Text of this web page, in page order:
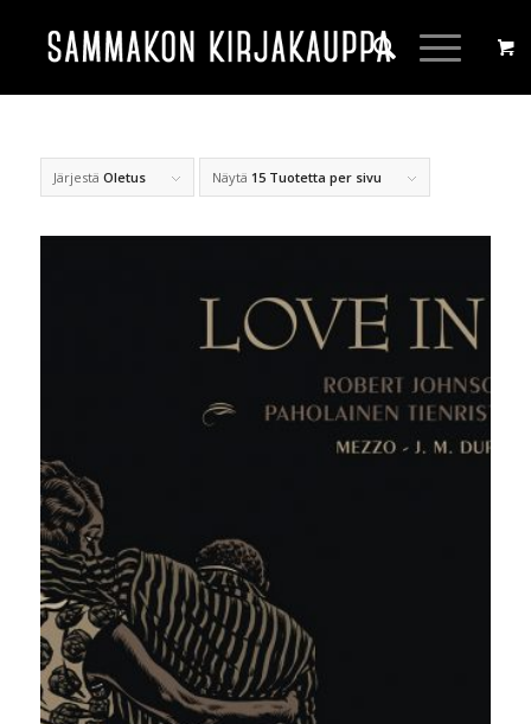
Järjestä Oletus Näytä 15 Tuotetta per sivu